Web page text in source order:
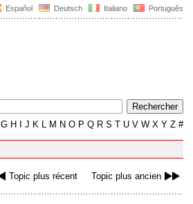
Español Deutsch Italiano Português
G H J K L M N O P Q R S T U V W X Y Z #
Topic plus récent Topic plus ancien